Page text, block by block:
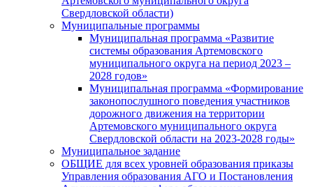
Свердловской области)
Муниципальные программы
Муниципальная программа «Развитие
системы образования Артемовского
муниципального округа на период 2023 –
2028 годов»
Муниципальная программа «Формирование
законопослушного поведения участников
дорожного движения на территории
Артемовского муниципального округа
Свердловской области на 2023-2028 годы»
Муниципальное задание
ОБЩИЕ для всех уровней образования приказы
Управления образования АГО и Постановления